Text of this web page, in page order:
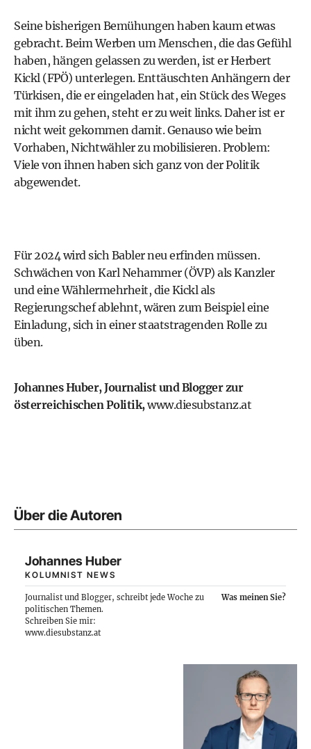
Seine bisherigen Bemühungen haben kaum etwas
gebracht. Beim Werben um Menschen, die das Gefühl
haben, hängen gelassen zu werden, ist er Herbert
Kickl (FPÖ) unterlegen. Enttäuschten Anhängern der
Türkisen, die er eingeladen hat, ein Stück des Weges
mit ihm zu gehen, steht er zu weit links. Daher ist er
nicht weit gekommen damit. Genauso wie beim
Vorhaben, Nichtwähler zu mobilisieren. Problem:
Viele von ihnen haben sich ganz von der Politik
abgewendet.
Für 2024 wird sich Babler neu erfinden müssen.
Schwächen von Karl Nehammer (ÖVP) als Kanzler
und eine Wählermehrheit, die Kickl als
Regierungschef ablehnt, wären zum Beispiel eine
Einladung, sich in einer staatstragenden Rolle zu
üben.
Johannes Huber, Journalist und Blogger zur
österreichischen Politik,www.diesubstanz.at
Über die Autoren
Johannes Huber
KOLUMNIST NEWS
Journalist und Blogger, schreibt jede Woche zu
politischen Themen.
Was meinen Sie?
Schreiben Sie mir:
www.diesubstanz.at